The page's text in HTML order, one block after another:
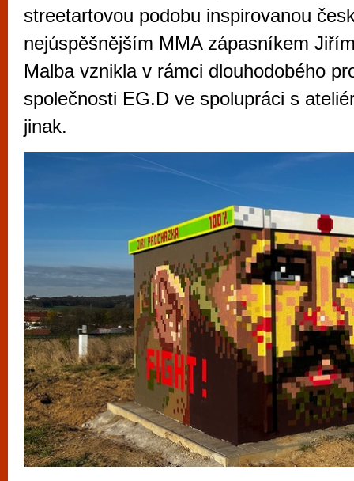
streetartovou podobu inspirovanou
nejúspěšnějším MMA zápasníkem
Malba vznikla v rámci dlouhodobého
společnosti EG.D ve spolupráci s
jinak.
vyzkoušet různé kasinové hry. V
metropoli naleznete širokou nabídku her
po moderní automaty jak pro pravidelné
příležitostné hráče. V...